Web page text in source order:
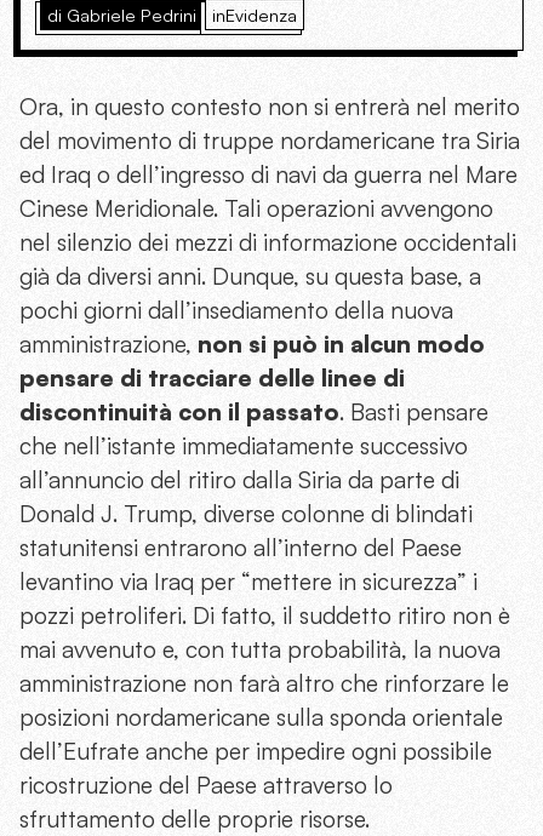
di Gabriele Pedrini inEvidenza
Ora, in questo contesto non si entrerà nel merito
del movimento di truppe nordamericane tra Siria
ed Iraq o dell’ingresso di navi da guerra nel Mare
Cinese Meridionale. Tali operazioni avvengono
nel silenzio dei mezzi di informazione occidentali
già da diversi anni. Dunque, su questa base, a
pochi giorni dall’insediamento della nuova
amministrazione, non si può in alcun modo
pensare di tracciare delle linee di
discontinuità con il passato. Basti pensare
che nell’istante immediatamente successivo
all’annuncio del ritiro dalla Siria da parte di
Donald J. Trump, diverse colonne di blindati
statunitensi entrarono all’interno del Paese
levantino via Iraq per “mettere in sicurezza” i
pozzi petroliferi. Di fatto, il suddetto ritiro non è
mai avvenuto e, con tutta probabilità, la nuova
amministrazione non farà altro che rinforzare le
posizioni nordamericane sulla sponda orientale
dell’Eufrate anche per impedire ogni possibile
ricostruzione del Paese attraverso lo
sfruttamento delle proprie risorse.